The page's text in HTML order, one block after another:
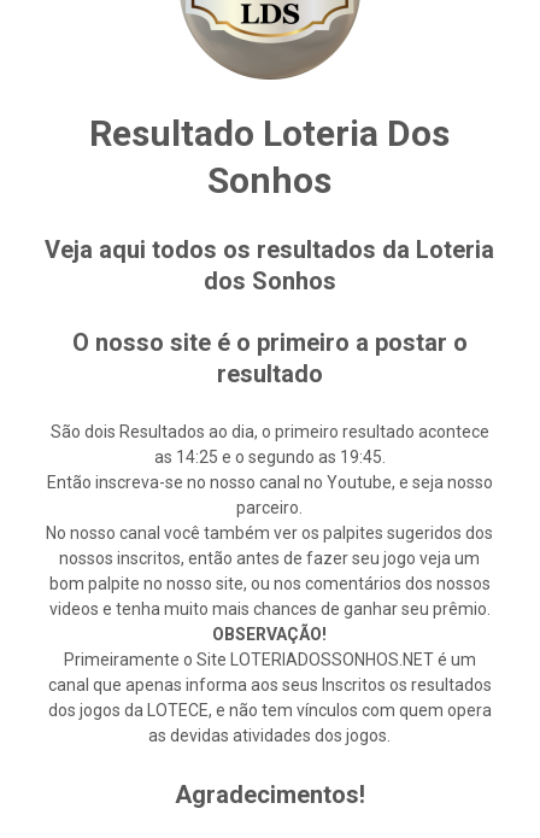
Resultado Loteria Dos
Sonhos
Veja aqui todos os resultados da Loteria
dos Sonhos
O nosso site é o primeiro a postar o
resultado
São dois Resultados ao dia, o primeiro resultado acontece
as 14:25 e o segundo as 19:45.
Então inscreva-se no nosso canal no Youtube, e seja nosso
parceiro.
No nosso canal você também ver os palpites sugeridos dos
nossos inscritos, então antes de fazer seu jogo veja um
bom palpite no nosso site, ou nos comentários dos nossos
videos e tenha muito mais chances de ganhar seu prêmio.
OBSERVAÇÃO!
Primeiramente o Site LOTERIADOSSONHOS.NET é um
canal que apenas informa aos seus Inscritos os resultados
dos jogos da LOTECE, e não tem vínculos com quem opera
as devidas atividades dos jogos.
Agradecimentos!